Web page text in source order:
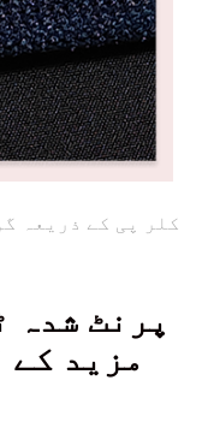
کلر پی کے ذریعہ
پرنٹ شدہ
مزید کے